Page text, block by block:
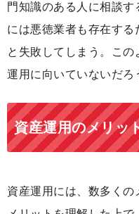
門知識のある人に相談
には悪徳業者も存在する
と失敗してしまう。こ
運用に向いていないだろ
資産運用のメリッ
資産運用には、数多く